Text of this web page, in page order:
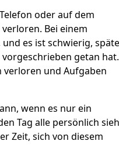
oder auf dem
Bei einem
es ist schwierig,
getan hat.
verloren und Aufgaben
wenn es nur ein
Tag alle persönlich
Zeit, sich von diesem